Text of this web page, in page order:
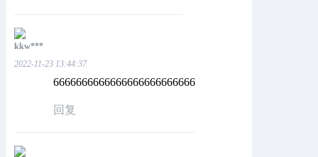
kkw***
2022-11-23 13:44:37
6666666666666666666666666
回复